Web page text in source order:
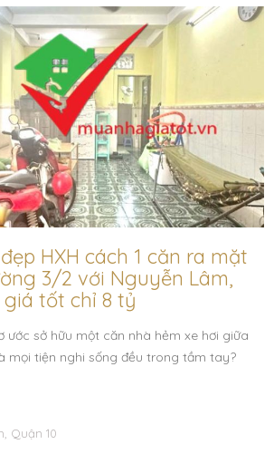
HXH cách 1 căn ra mặt
3/2 với Nguyễn Lâm,
tốt chỉ 8 tỷ
ước sở hữu một căn nhà hẻm xe hơi giữa
mọi tiện nghi sống đều trong tầm tay?
Quận 10